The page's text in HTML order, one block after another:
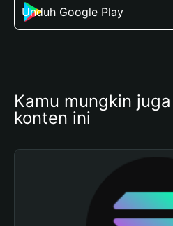
Unduh Google Play
Kamu mungkin
konten ini